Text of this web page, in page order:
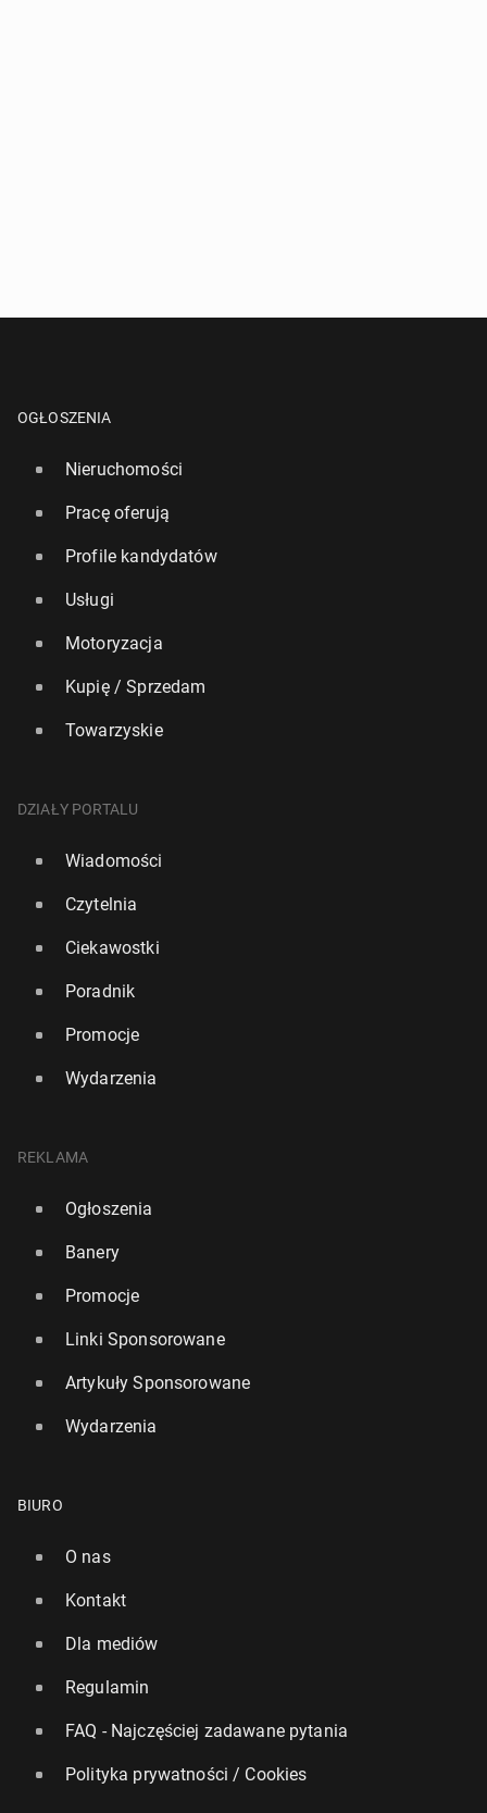
OGŁOSZENIA
Nieruchomości
Pracę oferują
Profile kandydatów
Usługi
Motoryzacja
Kupię / Sprzedam
Towarzyskie
DZIAŁY PORTALU
Wiadomości
Czytelnia
Ciekawostki
Poradnik
Promocje
Wydarzenia
REKLAMA
Ogłoszenia
Banery
Promocje
Linki Sponsorowane
Artykuły Sponsorowane
Wydarzenia
BIURO
O nas
Kontakt
Dla mediów
Regulamin
FAQ - Najczęściej zadawane pytania
Polityka prywatności / Cookies